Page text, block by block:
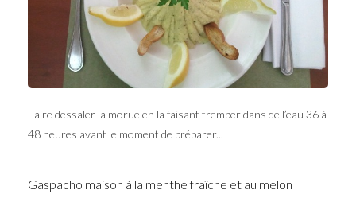
Faire dessaler la morue en la faisant tremper dans de l’eau 36 à
48 heures avant le moment de préparer...
Gaspacho maison à la menthe fraîche et au melon